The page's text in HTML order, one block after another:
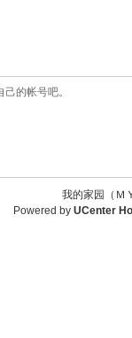
的帐号吧。
我的家园（
Powered by UCenter